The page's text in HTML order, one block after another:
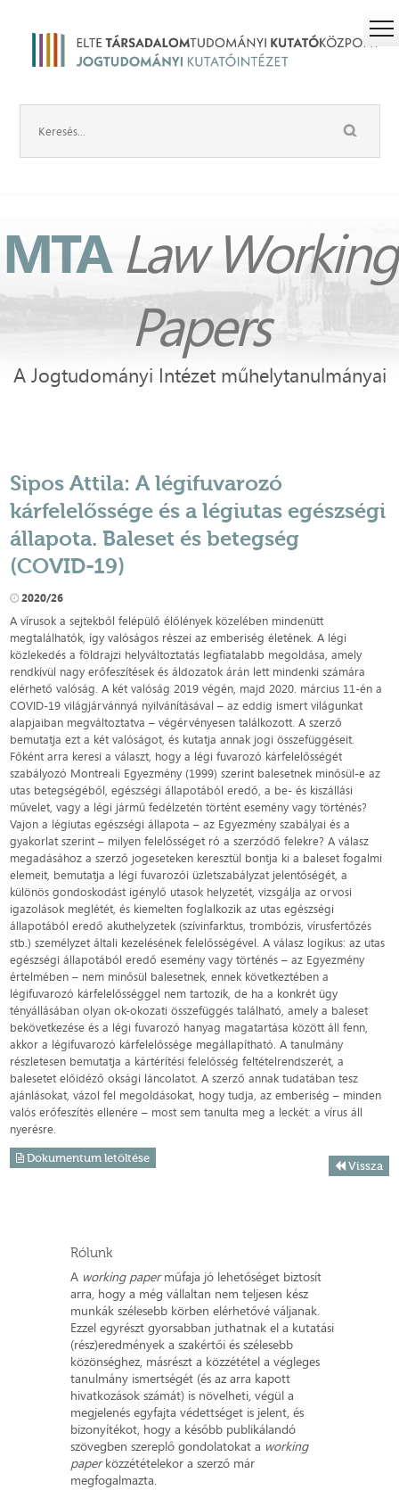
MTALaw Working
Papers
A Jogtudományi Intézet műhelytanulmányai
Sipos Attila: A légifuvarozó
kárfelelőssége és a légiutas egészségi
állapota. Baleset és betegség
(COVID-19)
2020/26
A vírusok a sejtekből felépülő élőlények közelében mindenütt
megtalálhatók, így valóságos részei az emberiség életének. A légi
közlekedés a földrajzi helyváltoztatás legfiatalabb megoldása, amely
rendkívül nagy erőfeszítések és áldozatok árán lett mindenki számára
elérhető valóság. A két valóság 2019 végén, majd 2020. március 11-én a
COVID-19 világjárvánnyá nyilvánításával – az eddig ismert világunkat
alapjaiban megváltoztatva – végérvényesen találkozott. A szerző
bemutatja ezt a két valóságot, és kutatja annak jogi összefüggéseit.
Főként arra keresi a választ, hogy a légi fuvarozó kárfelelősségét
szabályozó Montreali Egyezmény (1999) szerint balesetnek minősül-e az
utas betegségéből, egészségi állapotából eredő, a be- és kiszállási
művelet, vagy a légi jármű fedélzetén történt esemény vagy történés?
Vajon a légiutas egészségi állapota – az Egyezmény szabályai és a
gyakorlat szerint – milyen felelősséget ró a szerződő felekre? A válasz
megadásához a szerző jogeseteken keresztül bontja ki a baleset fogalmi
elemeit, bemutatja a légi fuvarozói üzletszabályzat jelentőségét, a
különös gondoskodást igénylő utasok helyzetét, vizsgálja az orvosi
igazolások meglétét, és kiemelten foglalkozik az utas egészségi
állapotából eredő akuthelyzetek (szívinfarktus, trombózis, vírusfertőzés
stb.) személyzet általi kezelésének felelősségével. A válasz logikus: az utas
egészségi állapotából eredő esemény vagy történés – az Egyezmény
értelmében – nem minősül balesetnek, ennek következtében a
légifuvarozó kárfelelősséggel nem tartozik, de ha a konkrét ügy
tényállásában olyan ok-okozati összefüggés található, amely a baleset
bekövetkezése és a légi fuvarozó hanyag magatartása között áll fenn,
akkor a légifuvarozó kárfelelőssége megállapítható. A tanulmány
részletesen bemutatja a kártérítési felelősség feltételrendszerét, a
balesetet előidéző oksági láncolatot. A szerző annak tudatában tesz
ajánlásokat, vázol fel megoldásokat, hogy tudja, az emberiség – minden
valós erőfeszítés ellenére – most sem tanulta meg a leckét: a vírus áll
nyerésre.
Dokumentum letöltése
Vissza
Rólunk
A working paperműfaja jó lehetőséget biztosít
arra, hogy a még vállaltan nem teljesen kész
munkák szélesebb körben elérhetővé váljanak.
Ezzel egyrészt gyorsabban juthatnak el a kutatási
(rész)eredmények a szakértői és szélesebb
közönséghez, másrészt a közzététel a végleges
tanulmány ismertségét (és az arra kapott
hivatkozások számát) is növelheti, végül a
megjelenés egyfajta védettséget is jelent, és
bizonyítékot, hogy a később publikálandó
szövegben szereplő gondolatokat a working
paperközzétételekor a szerző már
megfogalmazta.